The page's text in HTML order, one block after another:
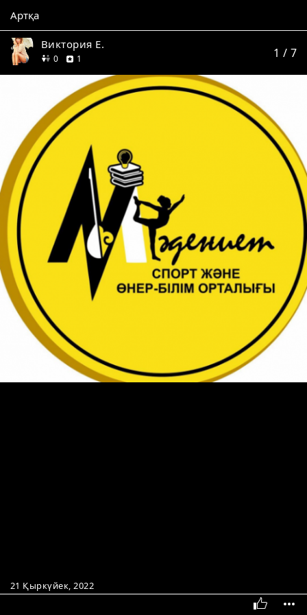
Артқа
Виктория Е.
0дос 1 1 / 7
21 Қыркүйек, 2022